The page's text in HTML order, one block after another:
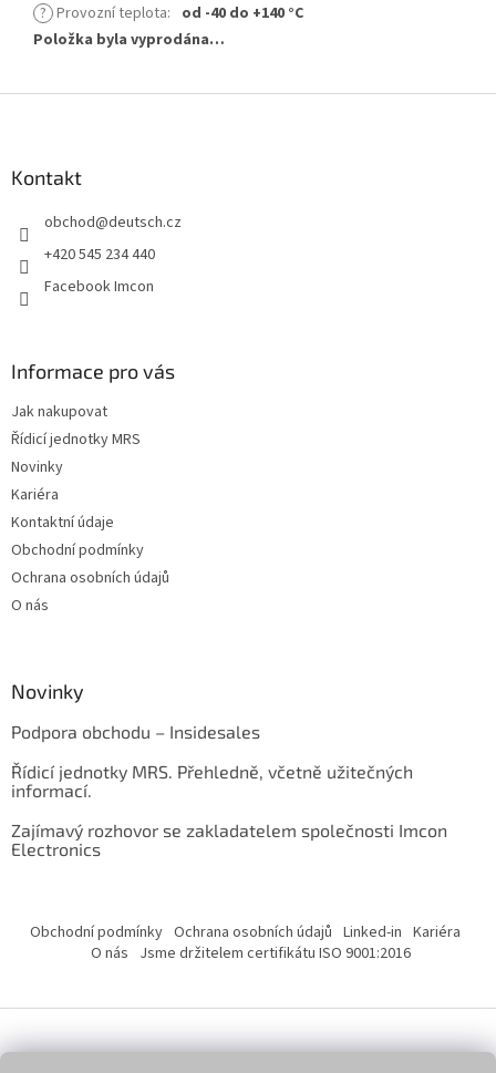
? Provozní teplota: od -40 do +140 °C
Položka byla vyprodána…
Kontakt
obchod@deutsch.cz
+420 545 234 440
Facebook Imcon
Informace pro vás
Jak nakupovat
Řídicí jednotky MRS
Novinky
Kariéra
Kontaktní údaje
Obchodní podmínky
Ochrana osobních údajů
O nás
Novinky
Podpora obchodu – Insidesales
Řídicí jednotky MRS. Přehledně, včetně užitečných
informací.
Zajímavý rozhovor se zakladatelem společnosti Imcon
Electronics
Obchodní podmínky Ochrana osobních údajů Linked-in Kariéra
O nás Jsme držitelem certifikátu ISO 9001:2016